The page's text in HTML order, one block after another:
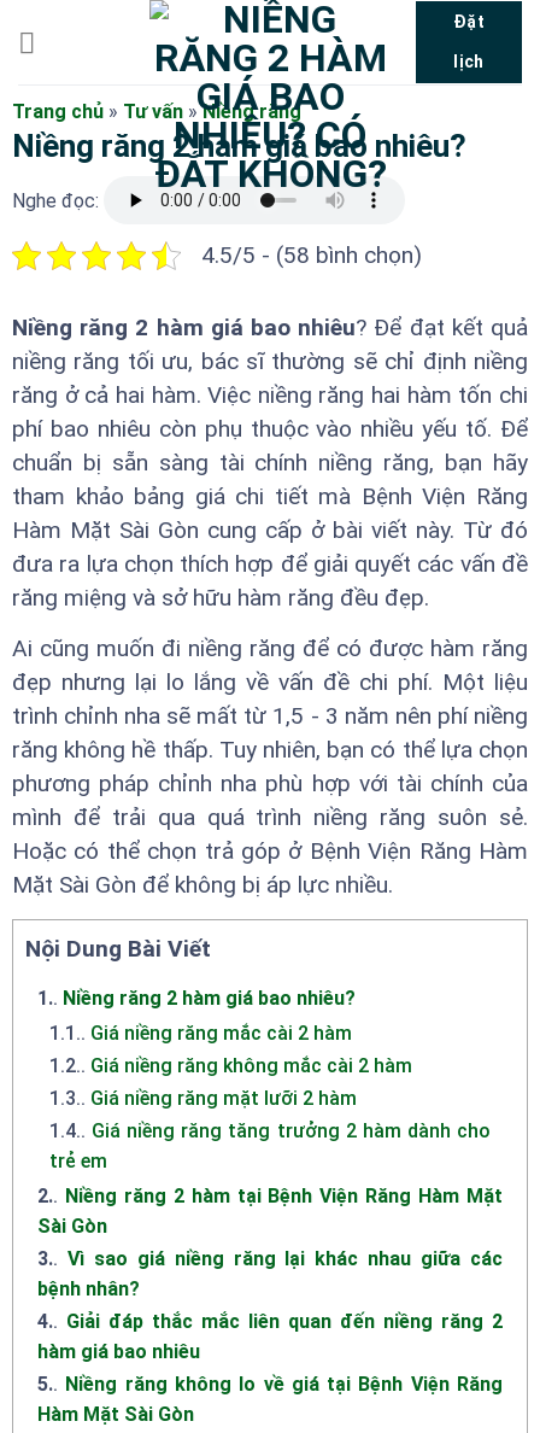
dung
Đặt
lịch
Trang chủ » Tư vấn »Niềng răng
Niềng răng 2 hàm giá bao nhiêu?
Nghe đọc:
4.5/5 - (58 bình chọn)
Niềng răng 2 hàm giá bao nhiêu? Để đạt kết quả
niềng răng tối ưu, bác sĩ thường sẽ chỉ định niềng
răng ở cả hai hàm. Việc niềng răng hai hàm tốn chi
phí bao nhiêu còn phụ thuộc vào nhiều yếu tố. Để
chuẩn bị sẵn sàng tài chính niềng răng, bạn hãy
tham khảo bảng giá chi tiết mà Bệnh Viện Răng
Hàm Mặt Sài Gòn cung cấp ở bài viết này. Từ đó
đưa ra lựa chọn thích hợp để giải quyết các vấn đề
răng miệng và sở hữu hàm răng đều đẹp.
Ai cũng muốn đi niềng răng để có được hàm răng
đẹp nhưng lại lo lắng về vấn đề chi phí. Một liệu
trình chỉnh nha sẽ mất từ 1,5 - 3 năm nên phí niềng
răng không hề thấp. Tuy nhiên, bạn có thể lựa chọn
phương pháp chỉnh nha phù hợp với tài chính của
mình để trải qua quá trình niềng răng suôn sẻ.
Hoặc có thể chọn trả góp ở Bệnh Viện Răng Hàm
Mặt Sài Gòn để không bị áp lực nhiều.
Nội Dung Bài Viết
1.. Niềng răng 2 hàm giá bao nhiêu?
1.1.. Giá niềng răng mắc cài 2 hàm
1.2.. Giá niềng răng không mắc cài 2 hàm
1.3.. Giá niềng răng mặt lưỡi 2 hàm
1.4.. Giá niềng răng tăng trưởng 2 hàm dành cho
trẻ em
2.. Niềng răng 2 hàm tại Bệnh Viện Răng Hàm Mặt
Sài Gòn
3.. Vì sao giá niềng răng lại khác nhau giữa các
bệnh nhân?
4.. Giải đáp thắc mắc liên quan đến niềng răng 2
hàm giá bao nhiêu
5.. Niềng răng không lo về giá tại Bệnh Viện Răng
Hàm Mặt Sài Gòn